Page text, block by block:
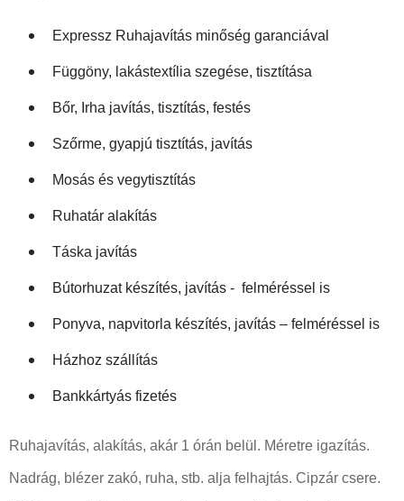
Expressz Ruhajavítás minőség garanciával
Függöny, lakástextília szegése, tisztítása
Bőr, Irha javítás, tisztítás, festés
Szőrme, gyapjú tisztítás, javítás
Mosás és vegytisztítás
Ruhatár alakítás
Táska javítás
Bútorhuzat készítés, javítás - felméréssel is
Ponyva, napvitorla készítés, javítás – felméréssel is
Házhoz szállítás
Bankkártyás fizetés
Ruhajavítás, alakítás, akár 1 órán belül. Méretre igazítás.
Nadrág, blézer zakó, ruha, stb. alja felhajtás. Cipzár csere.